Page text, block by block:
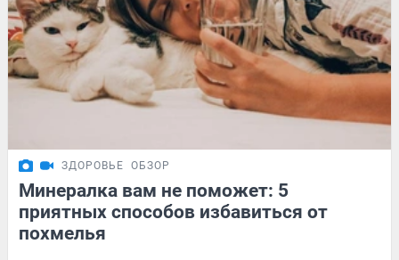
ЗДОРОВЬЕ ОБЗОР
Минералка вам не поможет: 5
приятных способов избавиться от
похмелья